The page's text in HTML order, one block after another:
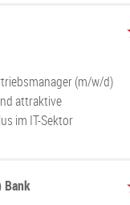
(m/w/d)
attraktive
im IT-Sektor
Bank